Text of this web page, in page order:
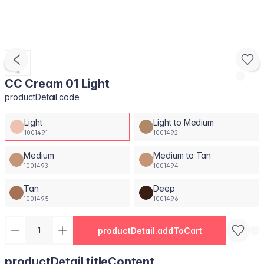
CC Cream 01 Light
productDetail.code
Light
1001491
Light to Medium
1001492
Medium
1001493
Medium to Tan
1001494
Tan
1001495
Deep
1001496
productDetail.addToCart